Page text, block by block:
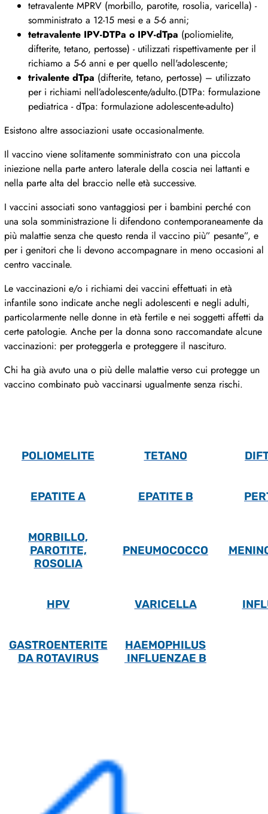
tetravalente MPRV (morbillo, parotite, rosolia, varicella) -
somministrato a 12-15 mesi e a 5-6 anni;
tetravalente IPV-DTPa o IPV-dTpa (poliomielite,
difterite, tetano, pertosse) - utilizzati rispettivamente per il
richiamo a 5-6 anni e per quello nell'adolescente;
trivalente dTpa (difterite, tetano, pertosse) – utilizzato
per i richiami nell’adolescente/adulto.(DTPa: formulazione
pediatrica - dTpa: formulazione adolescente-adulto)
Esistono altre associazioni usate occasionalmente.
Il vaccino viene solitamente somministrato con una piccola
iniezione nella parte antero laterale della coscia nei lattanti e
nella parte alta del braccio nelle età successive.
I vaccini associati sono vantaggiosi per i bambini perché con
una sola somministrazione li difendono contemporaneamente da
più malattie senza che questo renda il vaccino più” pesante”, e
per i genitori che li devono accompagnare in meno occasioni al
centro vaccinale.
Le vaccinazioni e/o i richiami dei vaccini effettuati in età
infantile sono indicate anche negli adolescenti e negli adulti,
particolarmente nelle donne in età fertile e nei soggetti affetti da
certe patologie. Anche per la donna sono raccomandate alcune
vaccinazioni: per proteggerla e proteggere il nascituro.
Chi ha già avuto una o più delle malattie verso cui protegge un
vaccino combinato può vaccinarsi ugualmente senza rischi.
POLIOMELITE TETANO
EPATITE A EPATITE B
MORBILLO,
PAROTITE,
ROSOLIA
PNEUMOCOCCO
HPV VARICELLA
GASTROENTERITE
DA ROTAVIRUS
HAEMOPHILUS
INFLUENZAE B